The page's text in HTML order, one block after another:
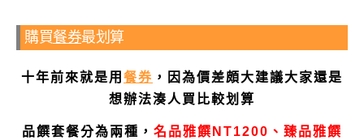
購買餐券最划算
十年前來就是用 餐券 ，因為價差頗大建議大家還是
想辦法湊人買比較划算
品饌套餐分為兩種， 名品雅饌NT1200、臻品雅饌